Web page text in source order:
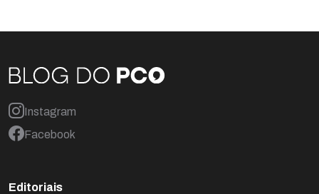
Instagram
Facebook
Editoriais